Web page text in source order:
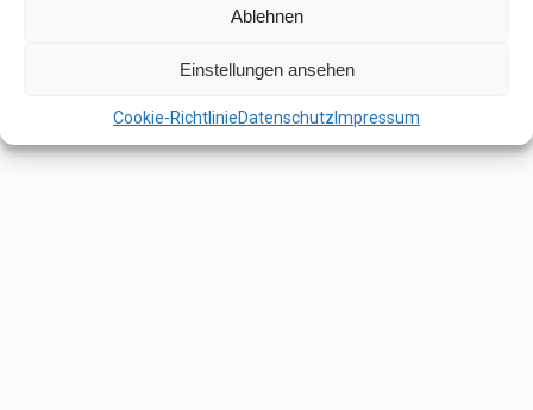
Ablehnen
Einstellungen ansehen
Cookie-RichtlinieDatenschutz Impressum